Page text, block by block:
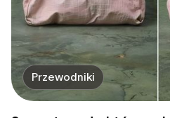
Przewodniki